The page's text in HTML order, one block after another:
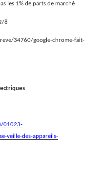
les 1% de parts de marché
8
34760/google-chrome-fait-
01023-
veille-des-appareils-